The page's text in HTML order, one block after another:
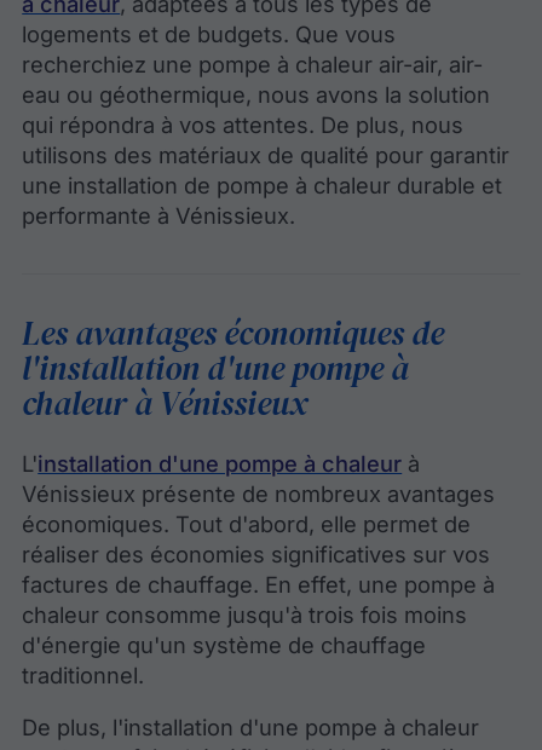
logements et de budgets. Que vous
recherchiez une pompe à chaleur air-air, air-
eau ou géothermique, nous avons la solution
qui répondra à vos attentes. De plus, nous
utilisons des matériaux de qualité pour garantir
une installation de pompe à chaleur durable et
performante à Vénissieux.
Les avantages économiques de
l'installation d'une pompe à
chaleur à Vénissieux
L'installation d'une pompe à chaleur à
Vénissieux présente de nombreux avantages
économiques. Tout d'abord, elle permet de
réaliser des économies significatives sur vos
factures de chauffage. En effet, une pompe à
chaleur consomme jusqu'à trois fois moins
d'énergie qu'un système de chauffage
traditionnel.
De plus, l'installation d'une pompe à chaleur